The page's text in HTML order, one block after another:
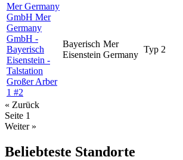
Mer Germany
GmbH Mer
Germany
GmbH -
Bayerisch
Eisenstein -
Talstation
Großer Arber
1 #2
Bayerisch
Eisenstein
Mer
Germany
Typ 2
« Zurück
Seite 1
Weiter »
Beliebteste Standorte